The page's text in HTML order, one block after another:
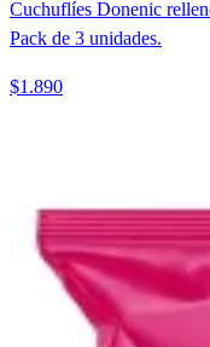
Cuchuflíes Donenic
Pack de 3 unidades.
$1.890